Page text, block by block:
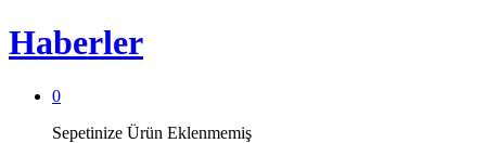
Haberler
0
Sepetinize Ürün Eklenmemiş